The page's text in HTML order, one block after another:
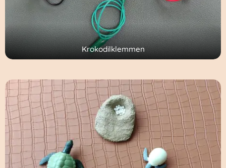
Krokodilklemmen